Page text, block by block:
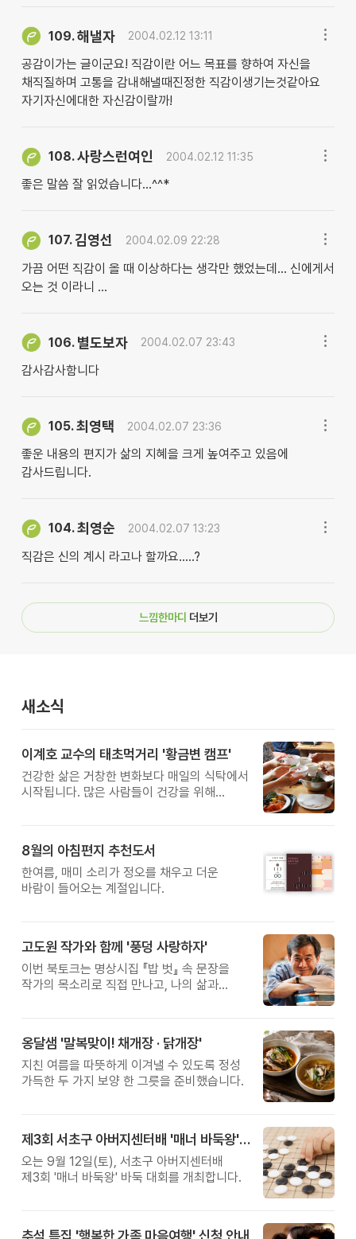
109.해낼자 2004.02.12 13:11
공감이가는 글이군요! 직감이란 어느 목표를 향하여 자신을
채직질하며 고통을 감내해낼때진정한 직감이생기는것같아요
자기자신에대한 자신감이랄까!
108.사랑스런여인 2004.02.12 11:35
좋은 말씀 잘 읽었습니다...^^*
107.김영선 2004.02.09 22:28
가끔 어떤 직감이 올 때 이상하다는 생각만 했었는데... 신에게서
오는 것 이라니 ...
106. 별도보자 2004.02.07 23:43
감사감사함니다
105.최영택 2004.02.07 23:36
좋운 내용의 편지가 삶의 지혜을 크게 높여주고 있음에
감사드립니다.
104.최영순 2004.02.07 13:23
직감은 신의 계시 라고나 할까요.....?
느낌한마디 더보기
새소식
이계호 교수의 태초먹거리 '황금변 캠프'
건강한 삶은 거창한 변화보다 매일의 식탁에서
시작됩니다. 많은 사람들이 건강을 위해
받은 이계호 교수와 함께하는 태초먹거리
황금변 캠프
8월의 아침편지 추천도서
한여름, 매미 소리가 정오를 채우고 더운
바람이 들어오는 계절입니다.
고도원 작가와 함께 '풍덩 사랑하자'
이번 북토크는 명상시집 『밥 벗』 속 문장을
작가의 목소리로 직접 만나고, 나의 삶과
옹달샘 '말복맞이! 채개장 · 닭개장'
지친 여름을 따뜻하게 이겨낼 수 있도록 정성
가득한 두 가지 보양 한 그릇을 준비했습니다.
제3회 서초구 아버지센터배 '매너 바둑왕' 대회
오는 9월 12일(토), 서초구 아버지센터배
제3회 '매너 바둑왕' 바둑 대회를 개최합니다.
추석 특집 '행복한 가족 마음여행' 신청 안내